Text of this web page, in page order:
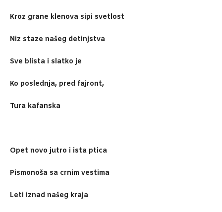
Kroz grane klenova sipi svetlost
Niz staze našeg detinjstva
Sve blista i slatko je
Ko poslednja, pred fajront,
Tura kafanska
Opet novo jutro i ista ptica
Pismonoša sa crnim vestima
Leti iznad našeg kraja